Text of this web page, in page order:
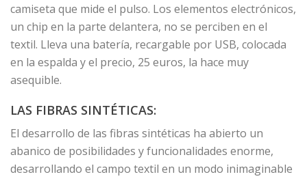
camiseta que mide el pulso. Los elementos electrónicos,
un chip en la parte delantera, no se perciben en el
textil. Lleva una batería, recargable por USB, colocada
en la espalda y el precio, 25 euros, la hace muy
asequible.
LAS FIBRAS SINTÉTICAS:
El desarrollo de las fibras sintéticas ha abierto un
abanico de posibilidades y funcionalidades enorme,
desarrollando el campo textil en un modo inimaginable